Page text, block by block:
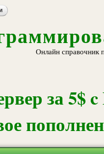
Онлайн справочник
за 5$